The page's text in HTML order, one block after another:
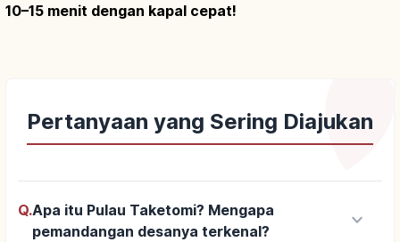
10–15 menit dengan kapal cepat!
Pertanyaan yang Sering Diajukan
Q.Apa itu Pulau Taketomi? Mengapa
pemandangan desanya terkenal?
keyboard_arrow_down